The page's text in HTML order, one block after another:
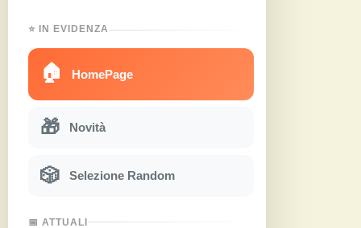
⭐ IN EVIDENZA
🏠 HomePage
🎁 Novità
🎲 Selezione Random
📅 ATTUALI